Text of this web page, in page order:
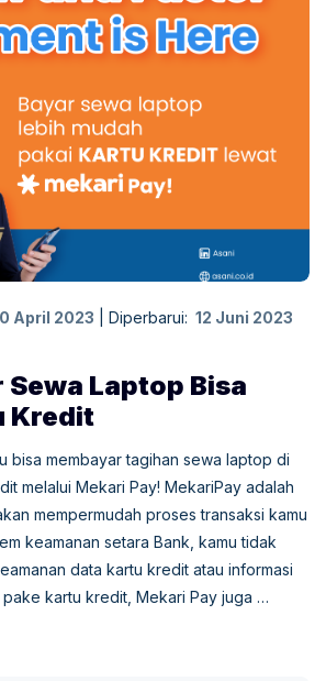
April 2023 Diperbarui: 12 Juni 2023
Sewa Laptop Bisa
Kredit
bisa membayar tagihan sewa laptop di
melalui Mekari Pay! MekariPay adalah
mempermudah proses transaksi kamu
keamanan setara Bank, kamu tidak
data kartu kredit atau informasi
pake kartu kredit, Mekari Pay juga …